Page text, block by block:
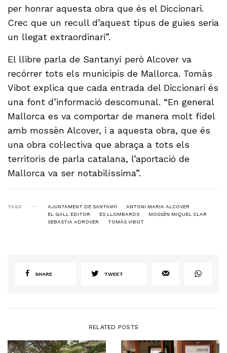
per honrar aquesta obra que és el Diccionari.
Crec que un recull d’aquest tipus de guies seria
un llegat extraordinari”.
El llibre parla de Santanyí però Alcover va
recórrer tots els municipis de Mallorca. Tomàs
Vibot explica que cada entrada del Diccionari és
una font d’informació descomunal. “En general
Mallorca es va comportar de manera molt fidel
amb mossèn Alcover, i a aquesta obra, que és
una obra col·lectiva que abraça a tots els
territoris de parla catalana, l’aportació de
Mallorca va ser notabilíssima”.
TAGS AJUNTAMENT DE SANTANYÍ
ANTONI MARIA ALCOVER
EL GALL EDITOR
ES LLOMBARDS
MOSSÈN MIQUEL CLAR
SEBASTIÀ ADROVER
TOMÀS VIBOT
SHARE TWEET
RELATED POSTS